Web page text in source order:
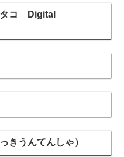
タコ Digital
きうんてんしゃ）